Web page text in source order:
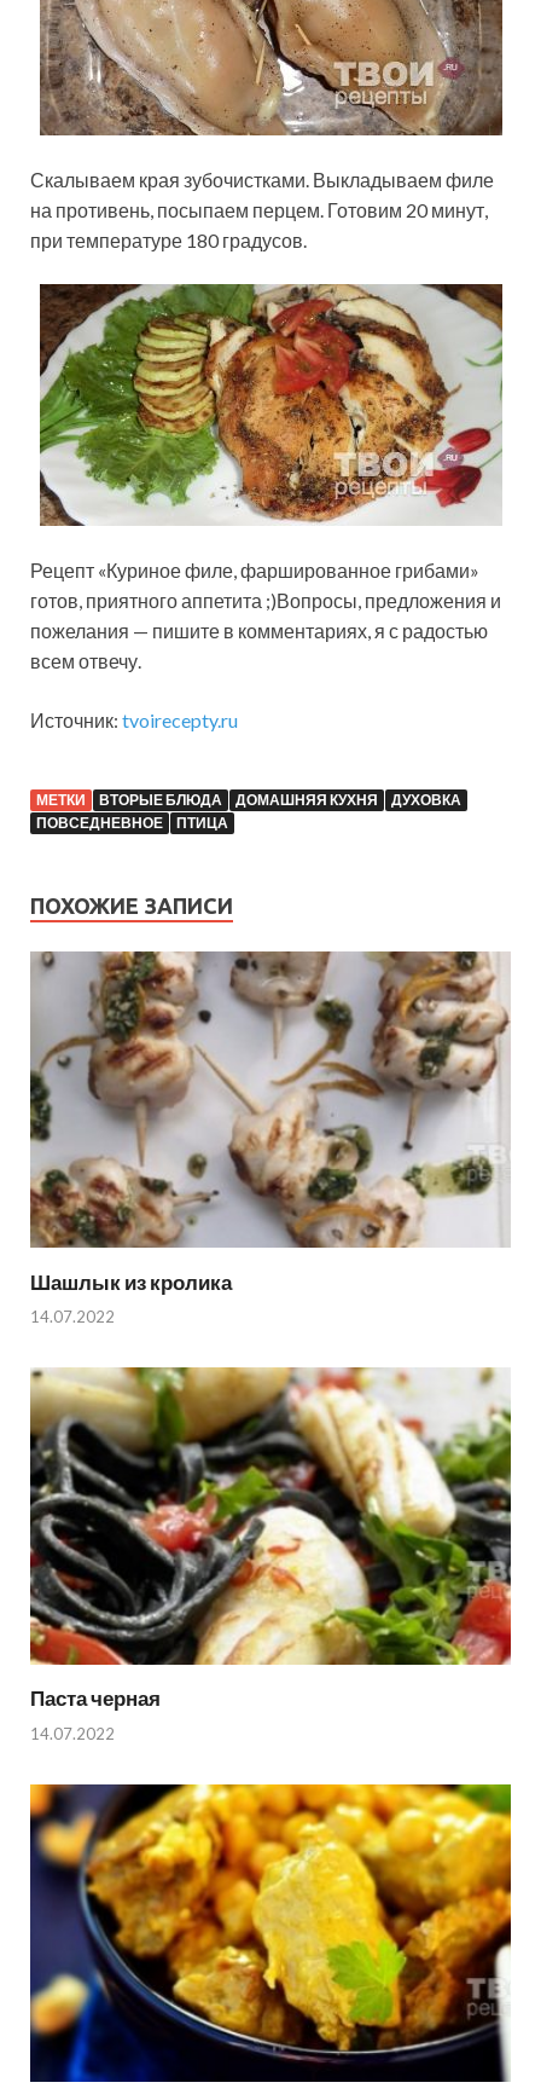
Скалываем края зубочистками. Выкладываем филе
на противень, посыпаем перцем. Готовим 20 минут,
при температуре 180 градусов.
Рецепт «Куриное филе, фаршированное грибами»
готов, приятного аппетита ;)Вопросы, предложения и
пожелания — пишите в комментариях, я с радостью
всем отвечу.
Источник: tvoirecepty.ru
МЕТКИ ВТОРЫЕ БЛЮДА ДОМАШНЯЯ КУХНЯ
ДУХОВКА
ПОВСЕДНЕВНОЕ
ПТИЦА
ПОХОЖИЕ ЗАПИСИ
Шашлык из кролика
14.07.2022
Паста черная
14.07.2022